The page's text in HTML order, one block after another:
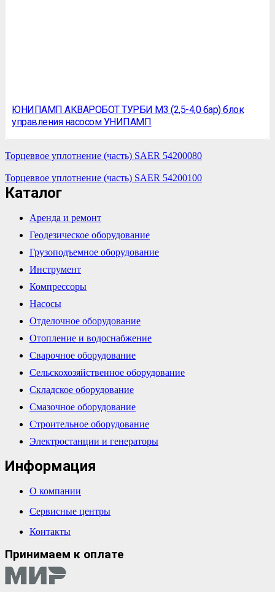
ЮНИПАМП АКВАРОБОТ ТУРБИ М3 (2,5-4,0 бар) блок
управления насосом УНИПАМП
Торцеввое уплотнение (часть) SAER 54200080
Торцеввое уплотнение (часть) SAER 54200100
Каталог
Аренда и ремонт
Геодезическое оборудование
Грузоподъемное оборудование
Инструмент
Компрессоры
Насосы
Отделочное оборудование
Отопление и водоснабжение
Сварочное оборудование
Сельскохозяйственное оборудование
Складское оборудование
Смазочное оборудование
Строительное оборудование
Электростанции и генераторы
Информация
О компании
Сервисные центры
Контакты
Принимаем к оплате